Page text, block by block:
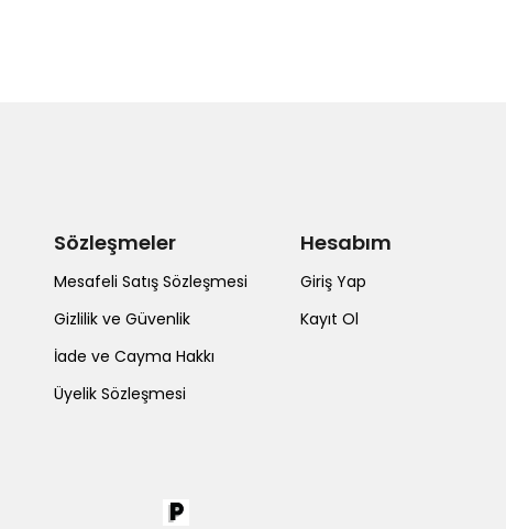
Sözleşmeler
Mesafeli Satış Sözleşmesi
Gizlilik ve Güvenlik
İade ve Cayma Hakkı
Üyelik Sözleşmesi
Hesabım
Giriş Yap
Kayıt Ol